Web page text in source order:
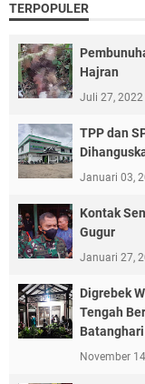
TERPOPULER
Hajran
Juli 27, 2022
TPP dan
Januari 03,
Kontak
Gugur
Januari 27,
Digrebek
Tengah
Batanghari
November